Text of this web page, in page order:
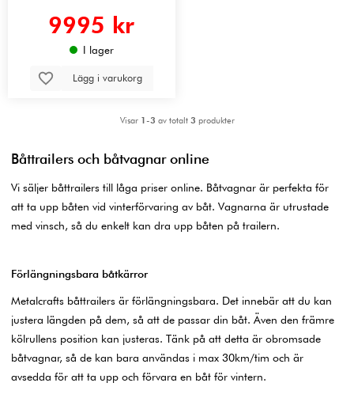
9995 kr
I lager
Lägg i varukorg
Visar 1-3 av totalt 3 produkter
Båttrailers och båtvagnar online
Vi säljer båttrailers till låga priser online. Båtvagnar är perfekta för
att ta upp båten vid vinterförvaring av båt. Vagnarna är utrustade
med vinsch, så du enkelt kan dra upp båten på trailern.
Förlängningsbara båtkärror
Metalcrafts båttrailers är förlängningsbara. Det innebär att du kan
justera längden på dem, så att de passar din båt. Även den främre
kölrullens position kan justeras. Tänk på att detta är obromsade
båtvagnar, så de kan bara användas i max 30km/tim och är
avsedda för att ta upp och förvara en båt för vintern.